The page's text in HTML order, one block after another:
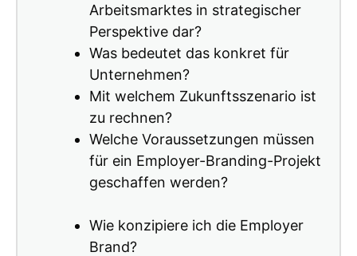
Arbeitsmarktes in strategischer
Perspektive dar?
Was bedeutet das konkret für
Unternehmen?
Mit welchem Zukunftsszenario ist
zu rechnen?
Welche Voraussetzungen müssen
für ein Employer-Branding-Projekt
geschaffen werden?
Wie konzipiere ich die Employer
Brand?